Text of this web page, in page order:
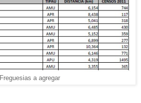
Freguesias a agregar